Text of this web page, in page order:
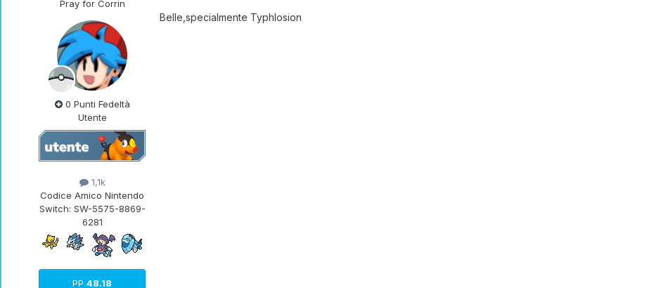
Pray for Corrin
0 Punti Fedeltà
Utente
1,1k
Codice Amico Nintendo
Switch: SW-5575-8869-
6281
PP 48.18
Belle,specialmente Typhlosion